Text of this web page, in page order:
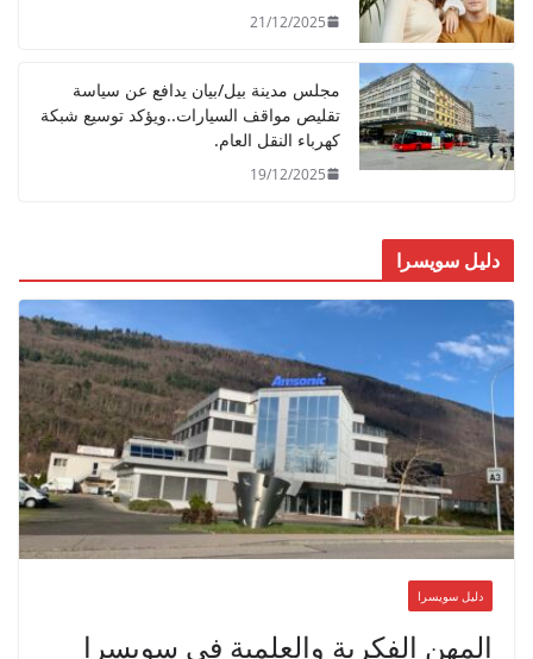
21/12/2025
مجلس مدينة بيل/بيان يدافع عن سياسة
تقليص مواقف السيارات..ويؤكد توسيع شبكة
كهرباء النقل العام.
19/12/2025
دليل سويسرا
دليل سويسرا
المهن الفكرية والعلمية في سويسرا